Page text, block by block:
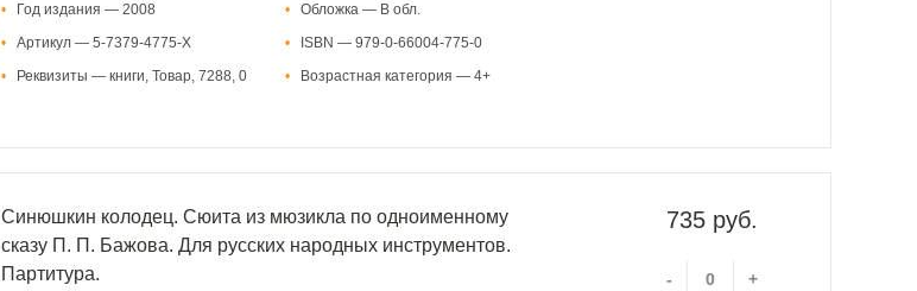
•
Год издания — 2008
•
Артикул — 5-7379-4775-Х
•
Реквизиты — книги, Товар, 7288, 0
•
Обложка — В обл.
•
ISBN — 979-0-66004-775-0
•
Возрастная категория — 4+
735 руб.
- +
Синюшкин колодец. Сюита из мюзикла по одноименному
сказу П. П. Бажова. Для русских народных инструментов.
Партитура.